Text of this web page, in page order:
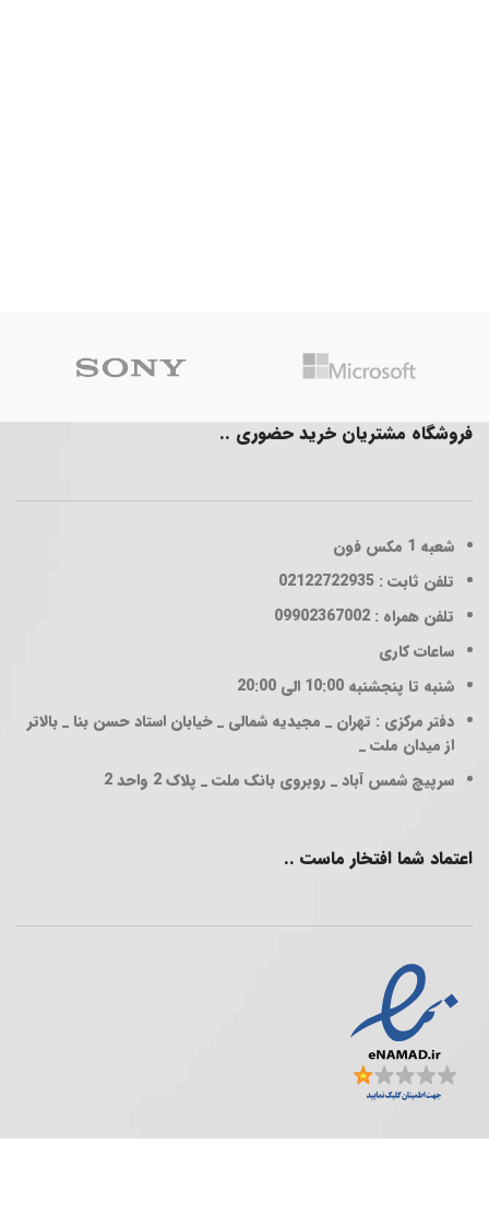
فروشگاه مشتریان خرید حضوری ..
شعبه 1
مکس فون
تلفن ثابت : 02122722935
تلفن همراه : 09902367002
ساعات کاری
شنبه تا پنجشنبه 10:00 الی 20:00
دفتر مرکزی : تهران _ مجیدیه شمالی _ خیابان استاد حسن بنا _ بالاتر
از میدان ملت _
سرپیچ شمس آباد _ روبروی بانک ملت _ پلاک 2 واحد 2
اعتماد شما افتخار ماست ..